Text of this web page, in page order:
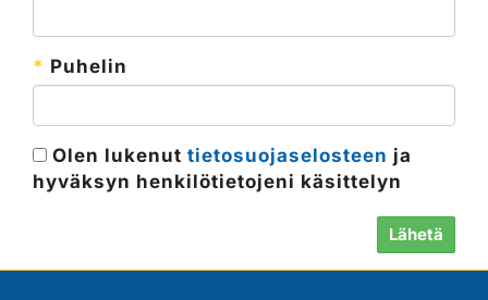
* Puhelin
Olen lukenut tietosuojaselosteen ja
hyväksyn henkilötietojeni käsittelyn
Lähetä